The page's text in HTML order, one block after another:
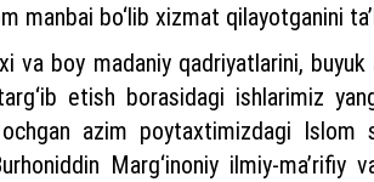
manbai bo‘lib xizmat qilayotganini
va boy madaniy qadriyatlarini,
etish borasidagi ishlarimiz
azim poytaxtimizdagi Islom
Marg‘inoniy ilmiy-ma’rifiy